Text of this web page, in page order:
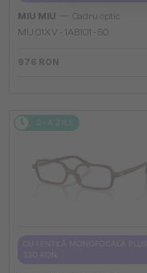
MIU MIU
Cadru optic
MU 01XV - 1AB1O1 - 50
976 RON
2-4 ZILE